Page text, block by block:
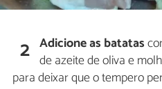
2 Adicione as batatas
de azeite de oliva e
para deixar que o tempero